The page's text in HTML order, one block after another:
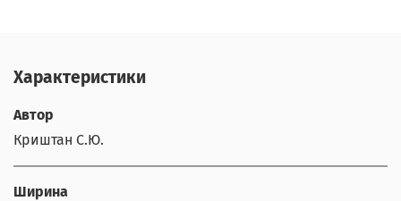
Характеристики
Автор
Криштан С.Ю.
Ширина